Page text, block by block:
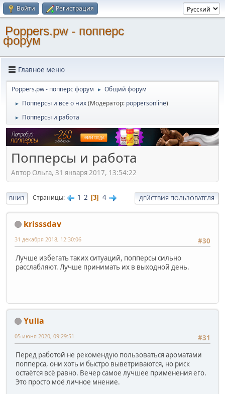
Войти Регистрация
Poppers.pw - попперс
форум
Главное меню
Poppers.pw - попперс форум ► Общий форум
► Попперсы и все о них(Модератор: poppersonline)
► Попперсы и работа
Попперсы и работа
Автор Ольга, 31 января 2017, 13:54:22
ВНИЗ Страницы 1 2 3 4 ДЕЙСТВИЯ ПОЛЬЗОВАТЕЛЯ
krisssdav
#30
31 декабря 2018, 12:30:06
Лучше избегать таких ситуаций, попперсы сильно
расслабляют. Лучше принимать их в выходной день.
Yulia
#31
05 июня 2020, 09:29:51
Перед работой не рекомендую пользоваться ароматами
попперса, они хоть и быстро выветриваются, но риск
остаётся всё равно. Вечер самое лучшее применения его.
Это просто моё личное мнение.